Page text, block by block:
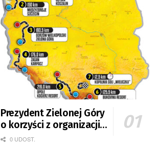
Prezydent Zielonej Góry
o korzyści z organizacji
mety Tour de Pologne
0 UDOST.